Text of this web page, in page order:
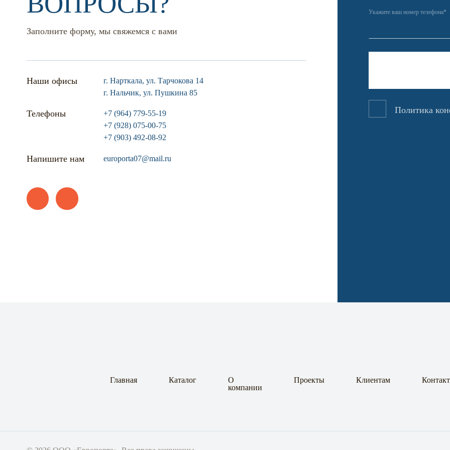
Заполните форму, мы свяжемся с вами
Наши офисы
г. Нарткала, ул. Тарчокова 14
г. Нальчик, ул. Пушкина 85
Телефоны
+7 (964) 779-55-19
+7 (928) 075-00-75
+7 (903) 492-08-92
Напишите нам europorta07@mail.ru
Укажите ваш номер телефона*
Политика
Главная Каталог
О
компании
Проекты Клиентам